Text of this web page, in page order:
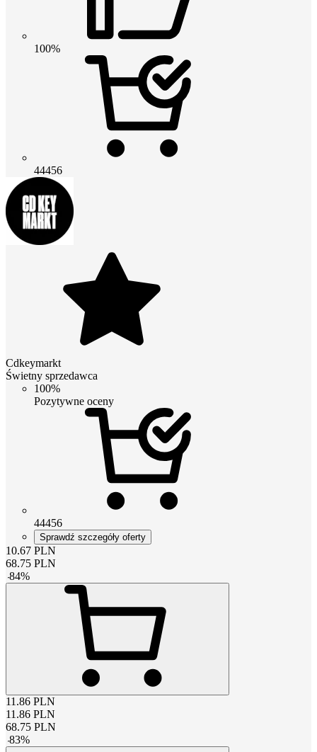
100%
44456
Cdkeymarkt
Świetny sprzedawca
100%
Pozytywne oceny
44456
Sprawdź szczegóły oferty
10.67 PLN
68.75 PLN
-84%
11.86 PLN
11.86 PLN
68.75 PLN
-83%